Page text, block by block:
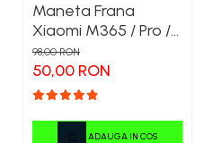
Maneta Frana
Xiaomi M365 / Pro /
Pro 2 / 1S / Mi 3
Compatibil
98,00 RON
50,00 RON
ADAUGA IN COS